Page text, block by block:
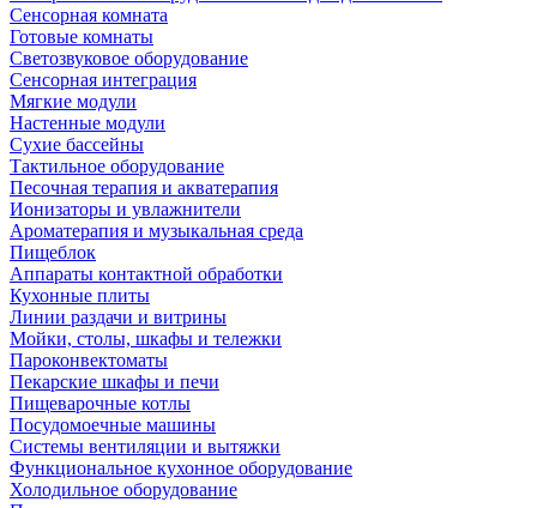
Сенсорная комната
Готовые комнаты
Светозвуковое оборудование
Сенсорная интеграция
Мягкие модули
Настенные модули
Сухие бассейны
Тактильное оборудование
Песочная терапия и акватерапия
Ионизаторы и увлажнители
Ароматерапия и музыкальная среда
Пищеблок
Аппараты контактной обработки
Кухонные плиты
Линии раздачи и витрины
Мойки, столы, шкафы и тележки
Пароконвектоматы
Пекарские шкафы и печи
Пищеварочные котлы
Посудомоечные машины
Системы вентиляции и вытяжки
Функциональное кухонное оборудование
Холодильное оборудование